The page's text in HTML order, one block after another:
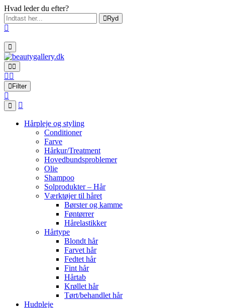
Hvad leder du efter?
Ryd
Filter
Hårpleje og styling
Conditioner
Farve
Hårkur/Treatment
Hovedbundsproblemer
Olie
Shampoo
Solprodukter – Hår
Værktøjer til håret
Børster og kamme
Føntørrer
Hårelastikker
Hårtype
Blondt hår
Farvet hår
Fedtet hår
Fint hår
Hårtab
Krøllet hår
Tørt/behandlet hår
Hudpleje